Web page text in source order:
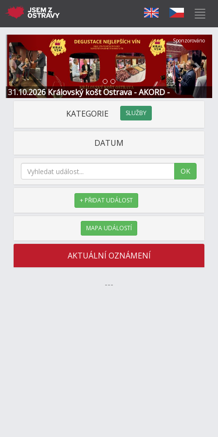
31.10.2026 Královský košt Ostrava - AKORD -
Restaurace a Hotel
Předchozí Další
Sponzorováno
KATEGORIE SLUŽBY
DATUM
OK
+ PŘIDAT UDÁLOST
MAPA UDÁLOSTÍ
AKTUÁLNÍ OZNÁMENÍ
---